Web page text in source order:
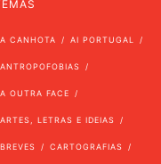
A CANHOTA AI PORTUGAL
ANTROPOFOBIAS
A OUTRA FACE
ARTES, LETRAS E IDEIAS
BREVES CARTOGRAFIAS